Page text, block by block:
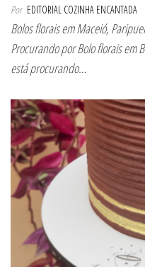
Por EDITORIAL COZINHA ENCANTADA
Bolos florais em Maceió,
Procurando por Bolo florais em
está procurando…